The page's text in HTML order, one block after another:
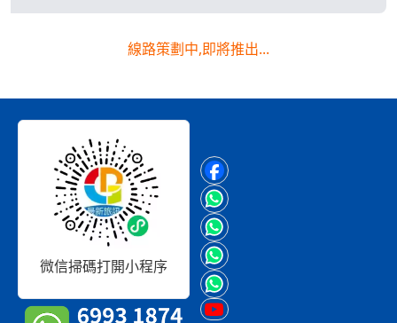
線路策劃中,即將推出...
微信掃碼打開小程序